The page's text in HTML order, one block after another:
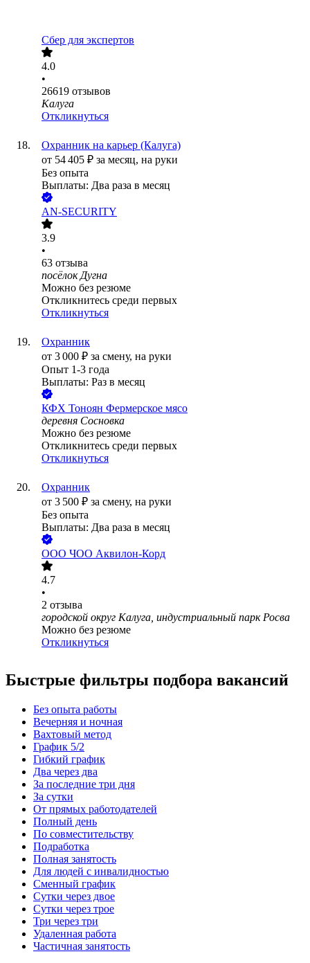
Сбер для экспертов
4.0
•
26619 отзывов
Калуга
Откликнуться
Охранник на карьер (Калуга)
от 54 405 ₽ за месяц, на руки
Без опыта
Выплаты: Два раза в месяц
AN-SECURITY
3.9
•
63 отзыва
посёлок Дугна
Можно без резюме
Откликнитесь среди первых
Откликнуться
Охранник
от 3 000 ₽ за смену, на руки
Опыт 1-3 года
Выплаты: Раз в месяц
КФХ Тоноян Фермерское мясо
деревня Сосновка
Можно без резюме
Откликнитесь среди первых
Откликнуться
Охранник
от 3 500 ₽ за смену, на руки
Без опыта
Выплаты: Два раза в месяц
ООО ЧОО Аквилон-Корд
4.7
•
2 отзыва
городской округ Калуга, индустриальный парк Росва
Можно без резюме
Откликнуться
Быстрые фильтры подбора вакансий
Без опыта работы
Вечерняя и ночная
Вахтовый метод
График 5/2
Гибкий график
Два через два
За последние три дня
За сутки
От прямых работодателей
Полный день
По совместительству
Подработка
Полная занятость
Для людей с инвалидностью
Сменный график
Сутки через двое
Сутки через трое
Три через три
Удаленная работа
Частичная занятость